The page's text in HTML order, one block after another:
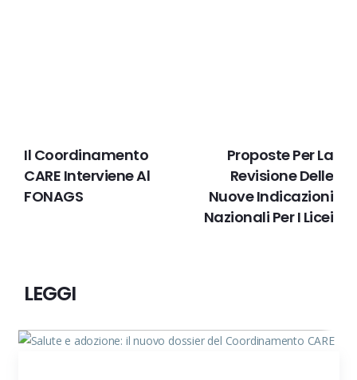
Il Coordinamento
CARE Interviene Al
FONAGS
Proposte Per La
Revisione Delle
Nuove Indicazioni
Nazionali Per I Licei
LEGGI